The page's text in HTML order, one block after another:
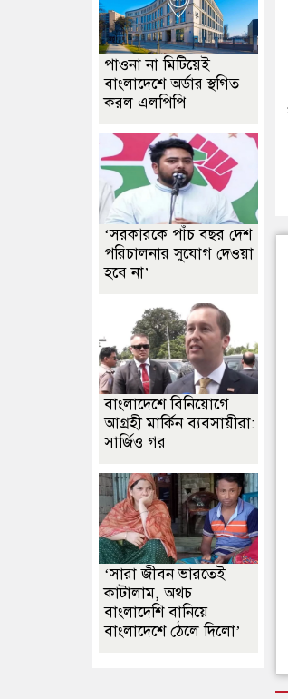
পাওনা না মিটিয়েই
বাংলাদেশে অর্ডার স্থগিত
করল এলপিপি
‘সরকারকে পাঁচ বছর দেশ
পরিচালনার সুযোগ দেওয়া
হবে না’
বাংলাদেশে বিনিয়োগে
আগ্রহী মার্কিন ব্যবসায়ীরা:
সার্জিও গর
‘সারা জীবন ভারতেই
কাটালাম, অথচ
বাংলাদেশি বানিয়ে
বাংলাদেশে ঠেলে দিলো’